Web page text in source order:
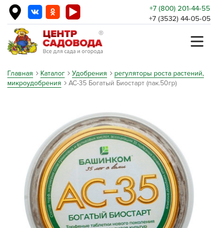
+7 (800) 201-44-55
+7 (3532) 44-05-05
Главная Каталог Удобрения
регуляторы роста растений,
микроудобрения
АС-35 Богатый Биостарт (пак.50гр)